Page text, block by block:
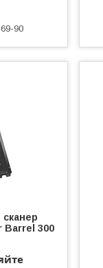
90
Barrel 300